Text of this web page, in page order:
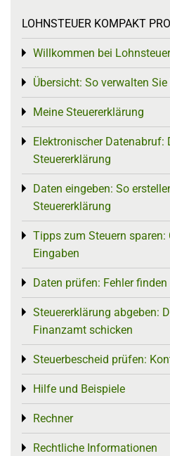
LOHNSTEUER KOMPAKT
Willkommen bei
Toggle menu
Übersicht: So verwalten
Toggle menu
Meine Steuererklärung
Toggle menu
Elektronischer Datenabruf:
Steuererklärung
Toggle menu
Daten eingeben: So
Steuererklärung
Toggle menu
Tipps zum Steuern sparen:
Eingaben
Toggle menu
Daten prüfen: Fehler finden
Toggle menu
Steuererklärung abgeben:
Finanzamt schicken
Toggle menu
Steuerbescheid prüfen:
Toggle menu
Hilfe und Beispiele
Toggle menu
Rechner
Toggle menu
Rechtliche Informationen
Toggle menu